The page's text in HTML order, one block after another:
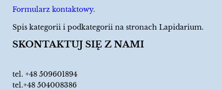
Formularz kontaktowy.
Spis kategorii i podkategorii na stronach Lapidarium.
SKONTAKTUJ SIĘ Z NAMI
tel. +48 509601894
tel.+48 504008386